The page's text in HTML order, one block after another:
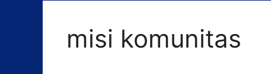
misi komunitas